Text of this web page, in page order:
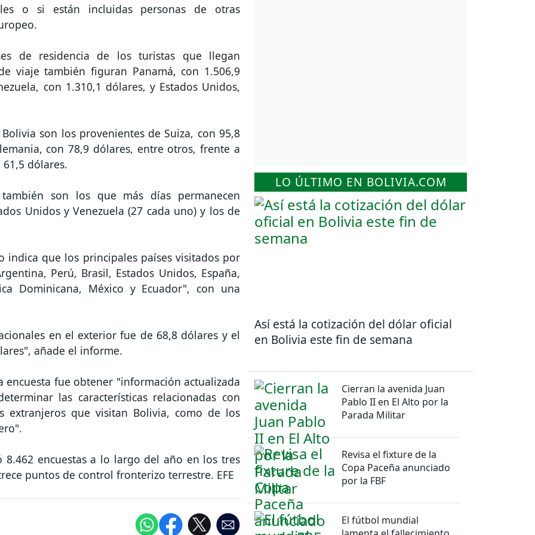
o si están incluidas personas de otras
de residencia de los turistas que llegan
viaje también figuran Panamá, con 1.506,9
con 1.310,1 dólares, y Estados Unidos,
son los provenientes de Suiza, con 95,8
con 78,9 dólares, entre otros, frente a
dólares.
son los que más días permanecen
Unidos y Venezuela (27 cada uno) y los de
indica que los principales países visitados por
Perú, Brasil, Estados Unidos, España,
Dominicana, México y Ecuador", con una
en el exterior fue de 68,8 dólares y el
añade el informe.
fue obtener "información actualizada
las características relacionadas con
que visitan Bolivia, como de los
8.462 encuestas a lo largo del año en los tres
puntos de control fronterizo terrestre. EFE
LO ÚLTIMO EN BOLIVIA.COM
Así está la cotización del dólar oficial
en Bolivia este fin de semana
Cierran la avenida Juan
Pablo II en El Alto por la
Parada Militar
Revisa el fixture de la
Copa Paceña anunciado
por la FBF
El fútbol mundial